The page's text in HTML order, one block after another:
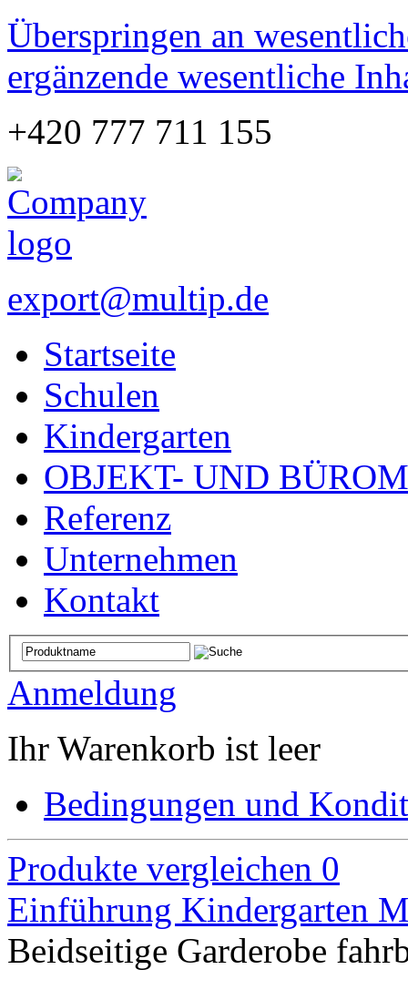
Überspringen an
ergänzende wesentliche
+420 777 711 155
export@multip.de
Startseite
Schulen
Kindergarten
OBJEKT- UND
Referenz
Unternehmen
Kontakt
Anmeldung
Ihr Warenkorb ist leer
Bedingungen und
Produkte vergleichen 0
Einführung Kindergarten
Beidseitige Garderobe